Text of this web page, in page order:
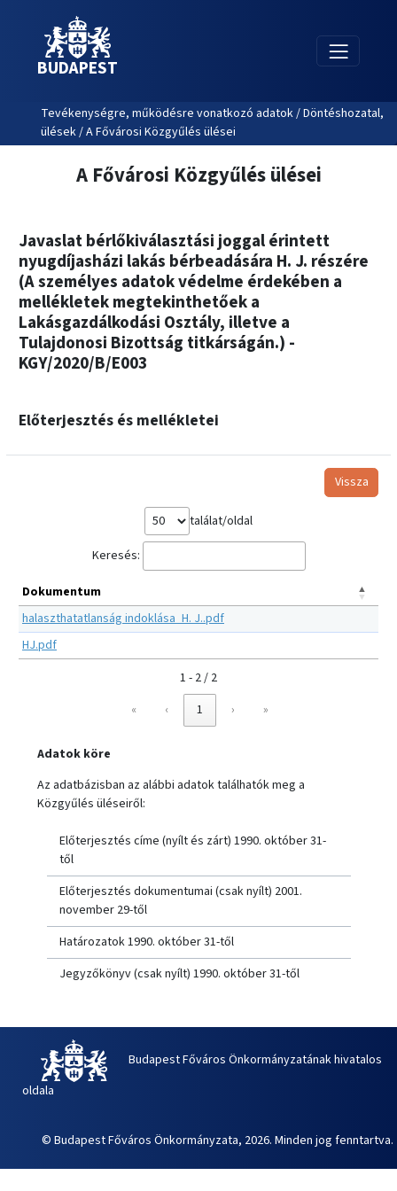
BUDAPEST
Tevékenységre, működésre vonatkozó adatok / Döntéshozatal,
ülések / A Fővárosi Közgyűlés ülései
A Fővárosi Közgyűlés ülései
Javaslat bérlőkiválasztási joggal érintett
nyugdíjasházi lakás bérbeadására H. J. részére
(A személyes adatok védelme érdekében a
mellékletek megtekinthetőek a
Lakásgazdálkodási Osztály, illetve a
Tulajdonosi Bizottság titkárságán.) -
KGY/2020/B/E003
Előterjesztés és mellékletei
Vissza
találat/oldal
Keresés:
Dokumentum
halaszthatatlanság indoklása_H. J..pdf
HJ.pdf
1 - 2 / 2
«
‹ 1 › »
Adatok köre
Az adatbázisban az alábbi adatok találhatók meg a
Közgyűlés üléseiről:
Előterjesztés címe (nyílt és zárt) 1990. október 31-
től
Előterjesztés dokumentumai (csak nyílt) 2001.
november 29-től
Határozatok 1990. október 31-től
Jegyzőkönyv (csak nyílt) 1990. október 31-től
Budapest Főváros Önkormányzatának hivatalos
oldala
© Budapest Főváros Önkormányzata, 2026. Minden jog fenntartva.